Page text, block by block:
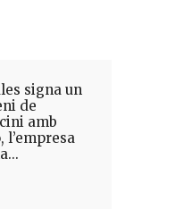
signa un
de
amb
l’empresa